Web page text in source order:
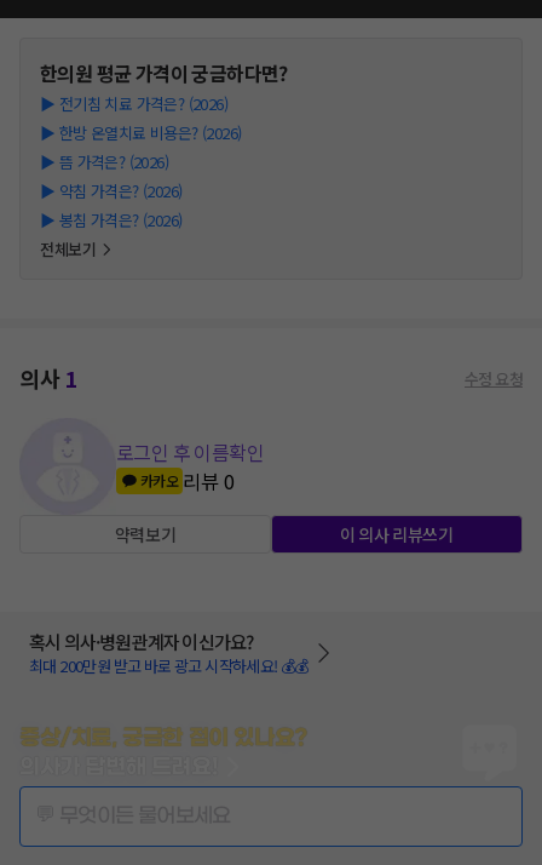
한의원평균 가격이 궁금하다면?
▶ 전기침 치료 가격은? (2026)
▶ 한방 온열치료 비용은? (2026)
▶ 뜸 가격은? (2026)
▶ 약침 가격은? (2026)
▶ 봉침 가격은? (2026)
전체보기
의사1 수정 요청
로그인 후 이름확인
카카오 리뷰0
약력보기 이 의사 리뷰쓰기
혹시 의사·병원관계자 이신가요?
최대 200만원 받고 바로 광고 시작하세요! 💰💰
증상/치료, 궁금한 점이 있나요?